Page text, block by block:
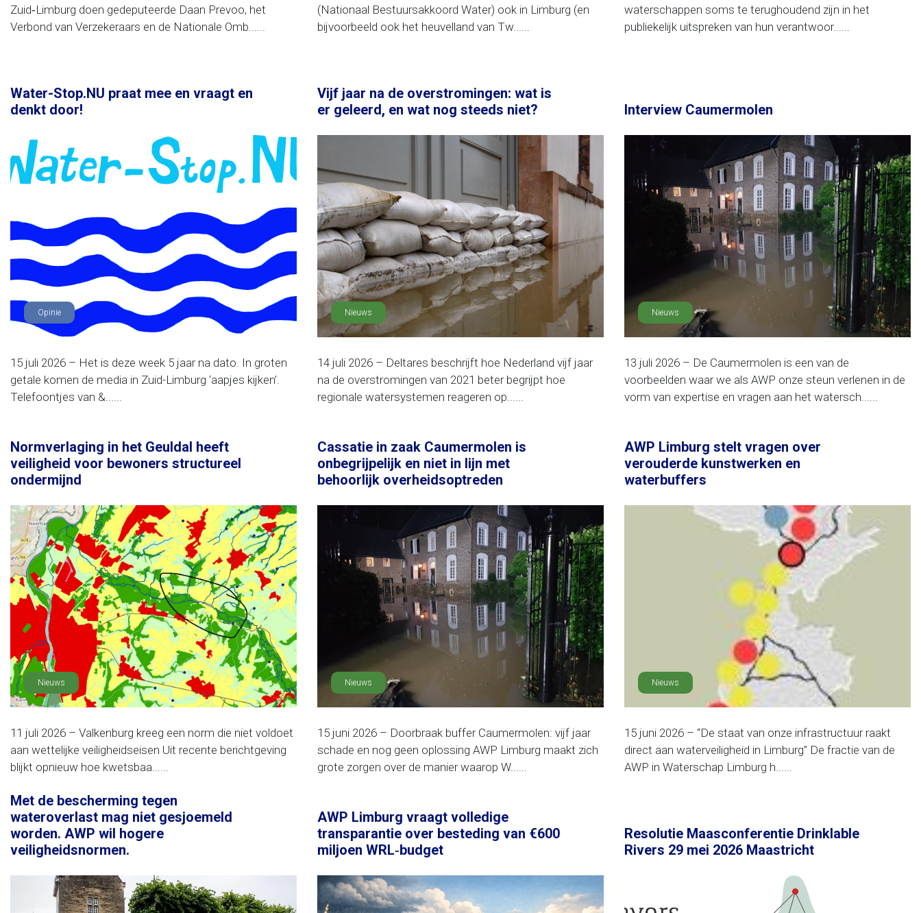
Zuid‑Limburg doen gedeputeerde Daan Prevoo, het
Verbond van Verzekeraars en de Nationale Omb......
(Nationaal Bestuursakkoord Water) ook in Limburg (en
bijvoorbeeld ook het heuvelland van Tw......
waterschappen soms te terughoudend zijn in het
publiekelijk uitspreken van hun verantwoor......
Water-Stop.NU praat mee en vraagt en
denkt door!
Opinie
15 juli 2026 – Het is deze week 5 jaar na dato. In groten
getale komen de media in Zuid-Limburg ‘aapjes kijken’.
Telefoontjes van &......
Vijf jaar na de overstromingen: wat is
er geleerd, en wat nog steeds niet?
Nieuws
14 juli 2026 – Deltares beschrijft hoe Nederland vijf jaar
na de overstromingen van 2021 beter begrijpt hoe
regionale watersystemen reageren op......
Interview Caumermolen
Nieuws
13 juli 2026 – De Caumermolen is een van de
voorbeelden waar we als AWP onze steun verlenen in de
vorm van expertise en vragen aan het watersch......
Normverlaging in het Geuldal heeft
veiligheid voor bewoners structureel
ondermijnd
Nieuws
11 juli 2026 – Valkenburg kreeg een norm die niet voldoet
aan wettelijke veiligheidseisen Uit recente berichtgeving
blijkt opnieuw hoe kwetsbaa......
Cassatie in zaak Caumermolen is
onbegrijpelijk en niet in lijn met
behoorlijk overheidsoptreden
Nieuws
15 juni 2026 – Doorbraak buffer Caumermolen: vijf jaar
schade en nog geen oplossing AWP Limburg maakt zich
grote zorgen over de manier waarop W......
AWP Limburg stelt vragen over
verouderde kunstwerken en
waterbuffers
Nieuws
15 juni 2026 – “De staat van onze infrastructuur raakt
direct aan waterveiligheid in Limburg” De fractie van de
AWP in Waterschap Limburg h......
Met de bescherming tegen
wateroverlast mag niet gesjoemeld
worden. AWP wil hogere
veiligheidsnormen.
AWP Limburg vraagt volledige
transparantie over besteding van €600
miljoen WRL‑budget
Resolutie Maasconferentie Drinklable
Rivers 29 mei 2026 Maastricht